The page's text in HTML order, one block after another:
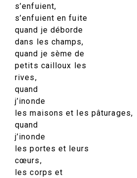
s’enfuient,
s’enfuient en fuite
quand je déborde
dans les champs,
quand je sème de
petits cailloux les
rives,
quand
j’inonde
les maisons et les pâturages,
quand
j’inonde
les portes et leurs
cœurs,
les corps et